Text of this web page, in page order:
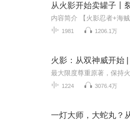
1981 1206.1万
火影：从双神威开始
1224 3076.4万
一灯大师，大蛇丸？